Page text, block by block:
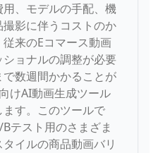
、モデルの手配、機
影に伴うコストのか
来のEコマース動画
ョナルの調整が必要
数週間かかることが
けAI動画生成ツール
す。このツールで
テスト用のさまざま
イルの商品動画バリ